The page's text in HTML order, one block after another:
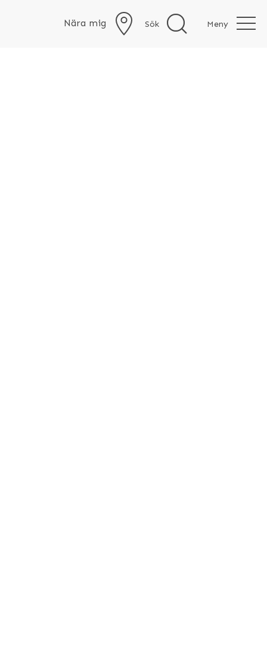
Nära mig Sök Meny